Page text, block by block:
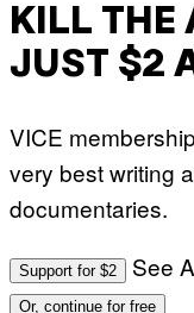
KILL THE
JUST $2
VICE
very best writing
documentaries.
Support for $2 See
Or, continue for free